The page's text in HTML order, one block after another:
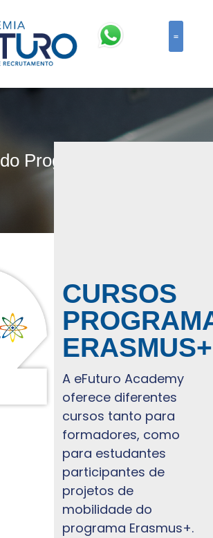
Programa Erasmus
CURSOS
ERASMUS+
A eFuturo Academy
oferece diferentes
cursos tanto para
formadores, como
para estudantes
participantes de
projetos de
mobilidade do
programa Erasmus+.